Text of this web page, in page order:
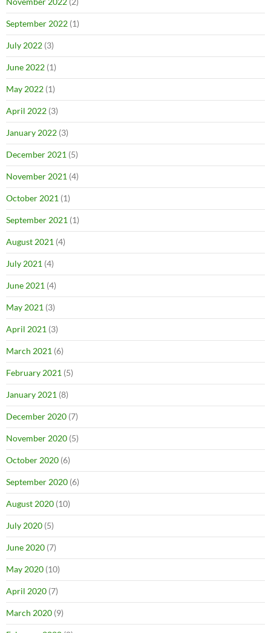
September 2022 (1)
July 2022 (3)
June 2022 (1)
May 2022 (1)
April 2022 (3)
January 2022 (3)
December 2021 (5)
November 2021 (4)
October 2021 (1)
September 2021 (1)
August 2021 (4)
July 2021 (4)
June 2021 (4)
May 2021 (3)
April 2021 (3)
March 2021 (6)
February 2021 (5)
January 2021 (8)
December 2020 (7)
November 2020 (5)
October 2020 (6)
September 2020 (6)
August 2020 (10)
July 2020 (5)
June 2020 (7)
May 2020 (10)
April 2020 (7)
March 2020 (9)